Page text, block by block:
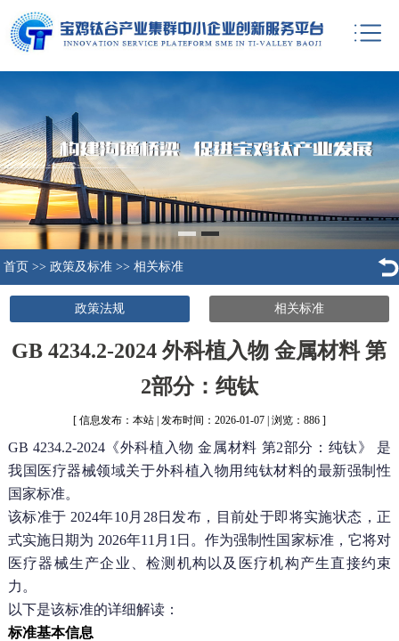
首页 >> 政策及标准 >> 相关标准
政策法规 相关标准
GB 4234.2-2024 外科植入物 金属材料 第
2部分：纯钛
[ 信息发布：本站 | 发布时间：2026-01-07 | 浏览：886 ]
GB 4234.2-2024《外科植入物 金属材料 第2部分：纯钛》
是
我国医疗器械领域关于外科植入物用纯钛材料的最新强制性
国家标准。
该标准于 2024年10月28日发布 ，目前处于即将实施状态，正
式实施日期为 2026年11月1日 。作为强制性国家标准，它将对
医疗器械生产企业、检测机构以及医疗机构产生直接约束
力。
以下是该标准的详细解读：
标准基本信息